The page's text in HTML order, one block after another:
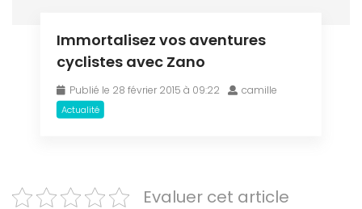
Immortalisez vos aventures
cyclistes avec Zano
Publié le 28 février 2015 à 09:22 camille
Actualité
Evaluer cet article